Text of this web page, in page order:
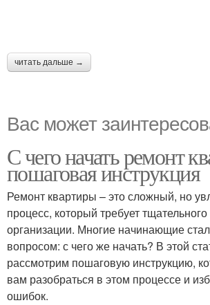
читать дальше →
Вас может
С чего начать ремонт
пошаговая инструкция
Ремонт квартиры – это сложный, но
процесс, который требует
организации. Многие начинающие
вопросом: с чего же начать? В этой
рассмотрим пошаговую инструкцию,
вам разобраться в этом процессе и
ошибок.